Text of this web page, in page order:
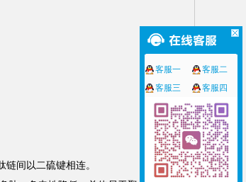
间以二硫键相连。
客服一
客服二
客服三
客服四